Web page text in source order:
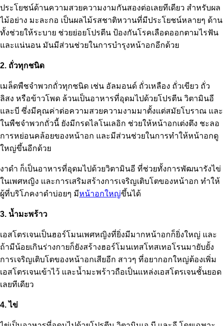
ประโยชน์ด้านความสวยความงามกันสองต่อเลยทีเดียว สำหรับผล
ไม้อย่าง มะละกอ เป็นผลไม้รสชาติหวานที่มีประโยชน์หลายๆ ด้าน
ทั้งช่วยให้ระบาย ช่วยย่อยโปรตีน ป้องกันโรคเลือดออกตามไรฟัน
และแน่นอน มันมีส่วนช่วยในการบำรุงหน้าอกอีกด้วย
2. ถั่วทุกชนิด
เมล็ดพืชจำพวกถั่วทุกชนิด เช่น อัลมอนด์ ถั่วเหลือง ถั่วเขียว ถั่ว
ลิสง หรือข้าวโพด ล้วนเป็นอาหารที่อุดมไปด้วยโปรตีน วิตามินอี
และบี ซึ่งมีคุณค่าต่อความสวยความงามมาตั้งแต่สมัยโบราณ และ
ในพืชจำพวกถั่วนี้ ยังมีกรดไลโนเลอิก ช่วยให้หน้าอกเต่งตึง ชะลอ
การหย่อนคล้อยของหน้าอก และมีส่วนช่วยในการทำให้หน้าอกดู
ใหญ่ขึ้นอีกด้วย
งาดำ ก็เป็นอาหารที่อุดมไปด้วยวิตามินอี ที่ช่วยทั้งการพัฒนารังไข่
ในเพศหญิง และการเสริมสร้างการเจริญเติบโตของหน้าอก ทำให้
ผู้ที่บริโภคงาดำบ่อยๆ มีหน้าอกใหญ่ขึ้นได้
3. น้ำมะพร้าว
เอสโตรเจนเป็นฮอร์โมนเพศหญิงที่ยิ่งมีมากหน้าอกก็ยิ่งใหญ่ และ
ถ้ามีน้อยเกินร่างกายก็ยังสร้างฮอร์โมนเทสโทสเทอโรนมายับยั้ง
การเจริญเติบโตของหน้าอกเสียอีก สาวๆ ที่อยากอกใหญ่ต้องเพิ่ม
เอสโตรเจนเข้าไว้ และน้ำมะพร้าวถือเป็นแหล่งเอสโตรเจนชั้นยอด
เลยทีเดียว
4. ไข่